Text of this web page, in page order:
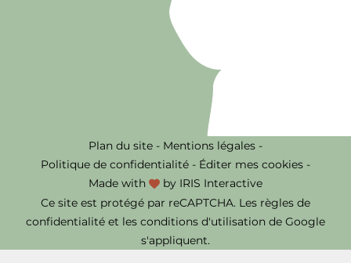
Plan du site - Mentions légales -
Politique de confidentialité - Éditer mes cookies -
Made with
by IRIS Interactive
Ce site est protégé par reCAPTCHA. Les règles de
confidentialité et les conditions d'utilisation de Google
s'appliquent.